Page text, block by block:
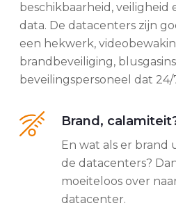
beschikbaarheid, veiligheid
data. De datacenters zijn
een hekwerk,
brandbeveiliging,
beveilingspersoneel dat 24/
Brand,
En wat als er brand
de datacenters?
moeiteloos over
datacenter.